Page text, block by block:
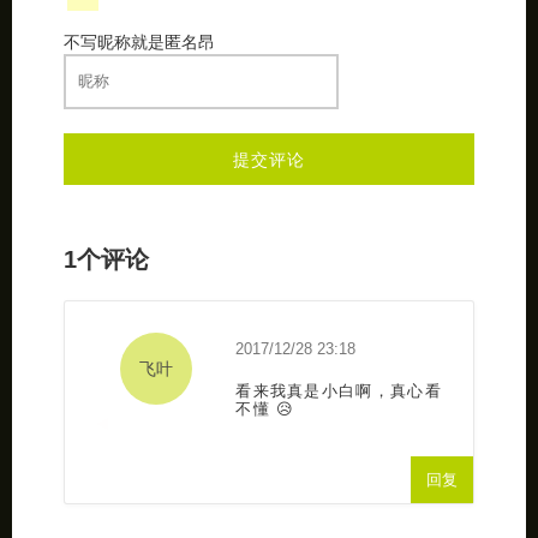
不写昵称就是匿名昂
1个评论
飞叶
2017/12/28 23:18
看来我真是小白啊，真心看
不懂 😥
回复